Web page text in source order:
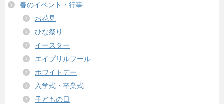
春のイベント・行事
お花見
ひな祭り
イースター
エイプリルフール
ホワイトデー
入学式・卒業式
子どもの日